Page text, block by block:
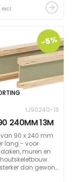
excl.
-5%
IJ90240-13
240MM 13M
van 90 x 240 mm
lang - voor
muren en
dan gewone